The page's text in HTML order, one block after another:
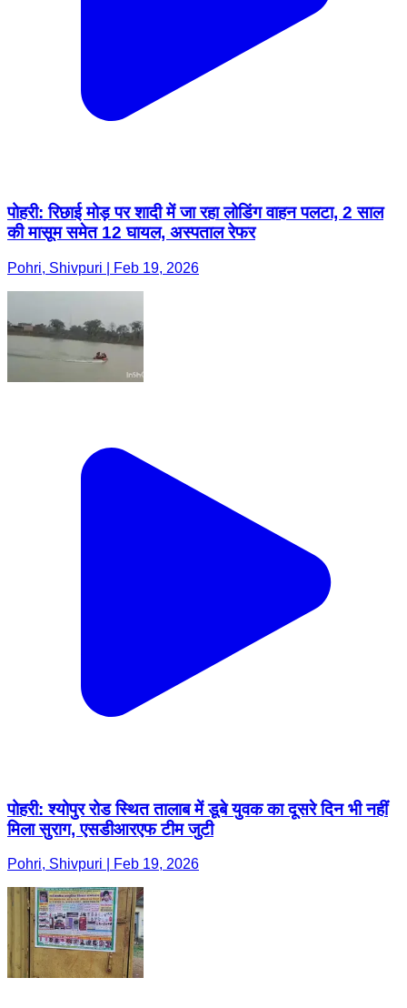
पोहरी: रिछाई मोड़ पर शादी में जा रहा लोडिंग वाहन पलटा, 2 साल
की मासूम समेत 12 घायल, अस्पताल रेफर
Pohri, Shivpuri | Feb 19, 2026
पोहरी: श्योपुर रोड स्थित तालाब में डूबे युवक का दूसरे दिन भी नहीं
मिला सुराग, एसडीआरएफ टीम जुटी
Pohri, Shivpuri | Feb 19, 2026